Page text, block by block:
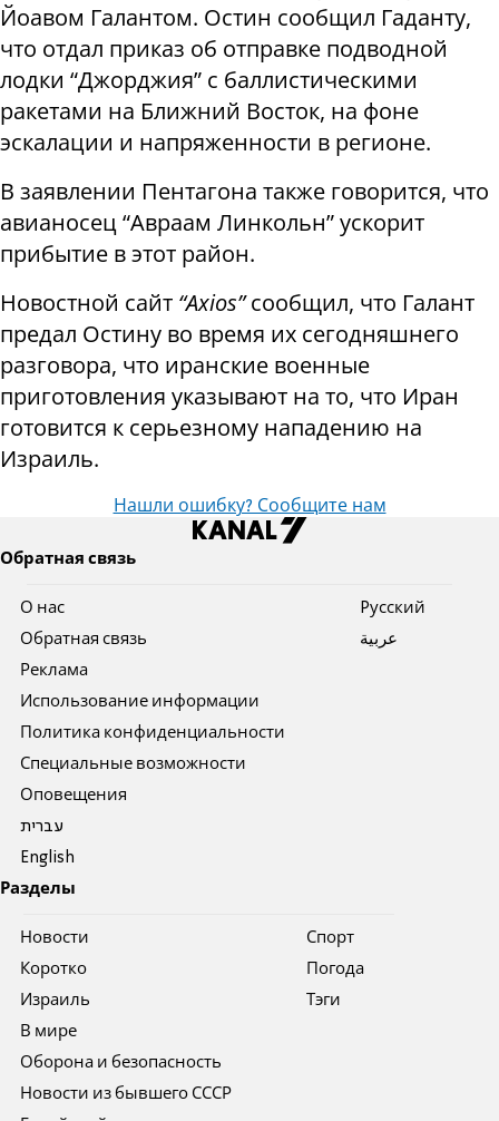
Йоавом Галантом. Остин сообщил Гаданту,
что отдал приказ об отправке подводной
лодки “Джорджия” с баллистическими
ракетами на Ближний Восток, на фоне
эскалации и напряженности в регионе.
В заявлении Пентагона также говорится, что
авианосец “Авраам Линкольн” ускорит
прибытие в этот район.
Новостной сайт “Axios”сообщил, что Галант
предал Остину во время их сегодняшнего
разговора, что иранские военные
приготовления указывают на то, что Иран
готовится к серьезному нападению на
Израиль.
Нашли ошибку? Сообщите нам
Обратная связь
О нас
Обратная связь
Реклама
Использование информации
Политика конфиденциальности
Специальные возможности
Оповещения
עברית
English
Pусский
عربية
Разделы
Новости
Коротко
Израиль
В мире
Оборона и безопасность
Новости из бывшего СССР
Спорт
Погода
Тэги